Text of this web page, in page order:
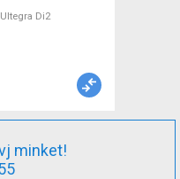
Di2
minket!